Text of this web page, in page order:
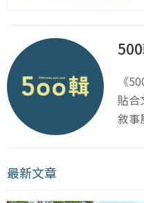
《
貼合
敘事
最新文章